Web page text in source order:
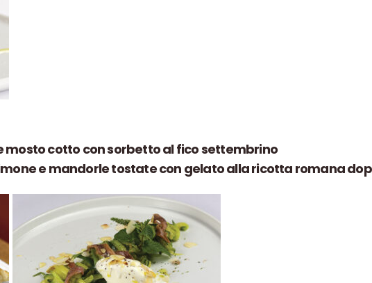
mosto cotto con sorbetto al fico settembrino
e mandorle tostate con gelato alla ricotta romana dop